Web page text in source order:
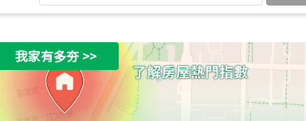
我家有多夯>>